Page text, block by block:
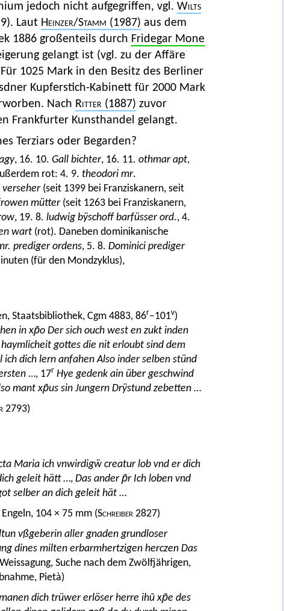
jedoch nicht aufgegriffen, vgl. Wilts
Laut Heinzer/Stamm (1987) aus dem
1886 großenteils durch Fridegar Mone
gelangt ist (vgl. zu der Affäre
Für 1025 Mark in den Besitz des Berliner
Kupferstich-Kabinett für 2000 Mark
Nach Ritter(1887) zuvor
Frankfurter Kunsthandel gelangt.
Terziars oder Begarden?
, 16. 10. Gall bichter, 16. 11. othmar apt,
rot: 4. 9. theodori mr.
verseher(seit 1399 bei Franziskanern, seit
mütter(seit 1263 bei Franziskanern,
, 19. 8. ludwig bÿschoff barfüsser ord., 4.
wart(rot). Daneben dominikanische
prediger ordens, 5. 8. Dominici prediger
(für den Mondzyklus),
Staatsbibliothek, Cgm 4883, 86r–101v)
in xp̄o Der sich ouch west en zukt inden
gottes die nit erloubt sind dem
ich dich lern anfahen Also inder selben stünd
…, 17r Hye gedenk ain über geschwind
mant xp̄us sin Jungern Drÿstund zebetten…
2793)
Maria ich vnwirdigẅ creatur lob vnd er dich
geleit hätt…, Das ander p̄r Ich loben vnd
selber an dich geleit hät…
104 × 75 mm (Schreiber2827)
vßgeberin aller gnaden grundloser
dines milten erbarmhertzigen herczen Das
Suche nach dem Zwölfjährigen,
Pietà)
dich trüwer erlöser herre ihū xp̄e des